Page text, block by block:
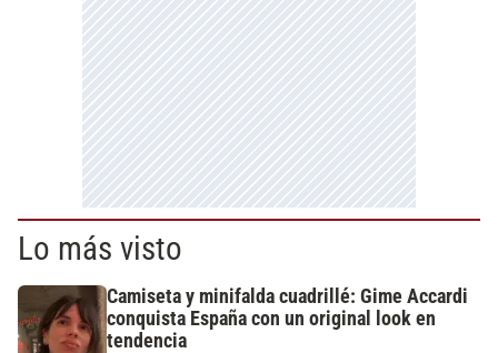
Lo más visto
Camiseta y minifalda cuadrillé: Gime Accardi
conquista España con un original look en
tendencia